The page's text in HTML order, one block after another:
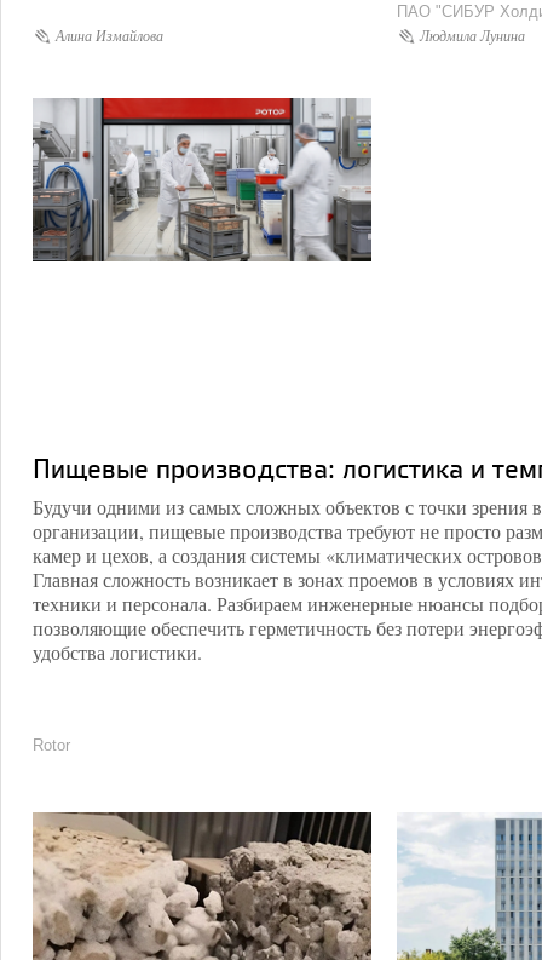
Алина Измайлова
ПАО "СИБУР
Людмила Лунина
Пищевые производства: логистика и
Будучи одними из самых сложных объектов с точки зрения
организации, пищевые производства требуют не просто
камер и цехов, а создания системы «климатических
Главная сложность возникает в зонах проемов в условиях
техники и персонала. Разбираем инженерные нюансы
позволяющие обеспечить герметичность без потери
удобства логистики.
Rotor